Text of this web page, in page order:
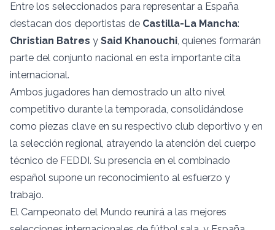
Entre los seleccionados para representar a España
destacan dos deportistas de Castilla-La Mancha:
Christian Batres y Said Khanouchi, quienes formarán
parte del conjunto nacional en esta importante cita
internacional.
Ambos jugadores han demostrado un alto nivel
competitivo durante la temporada, consolidándose
como piezas clave en su respectivo club deportivo y en
la selección regional, atrayendo la atención del cuerpo
técnico de FEDDI. Su presencia en el combinado
español supone un reconocimiento al esfuerzo y
trabajo.
El Campeonato del Mundo reunirá a las mejores